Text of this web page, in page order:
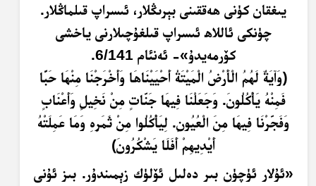
يىغقان كۈنى ھەققىنى بېرىڭلار، ئىسراپ قىلماڭلار.
چۈنكى ئاللاھ ئىسراپ قىلغۇچىلارنى ياخشى
كۆرمەيدۇ»- ئەنئام 6/141.
﴿وَآيَةٌ لَهُم الْأَرْضُ الميتَةُ أَحييناهَا وَأَخرجنا منْهَا حبا
فمنْهُ يَأْكلونَ. وجعلنا فيهَا جنات من نخيل وَأَعناب
وفجرنا فيهَا من العيونِ. ليَأْكلوا من ثَمرِهِ وما عملتْهُ
أَيديهِم أَفلا يشكرون﴾
«ئۇلار ئۈچۈن بىر دەلىل ئۆلۈك زېمىندۇر. بىز ئۇنى